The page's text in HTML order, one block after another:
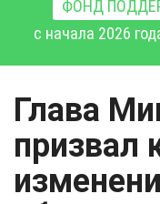
ФОНД
с начала 2026
Глава
призвал